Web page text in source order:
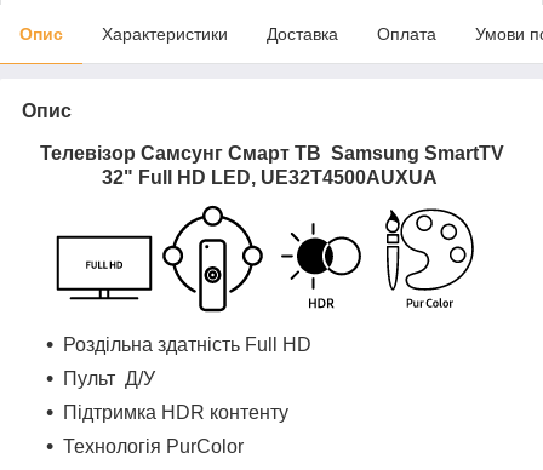
Опис Характеристики Доставка Оплата Умови
Опис
Телевізор Самсунг Смарт ТВ Samsung SmartTV
32" Full HD LED, UE32T4500AUXUA
Роздільна здатність Full HD
Пульт Д/У
Підтримка HDR контенту
Технологія PurColor